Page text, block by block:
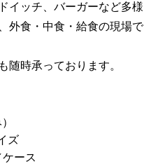
イッチ、バーガーなど多様
外食・中食・給食の現場で
随時承っております。
ズ
ース